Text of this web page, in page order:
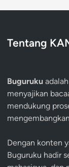
Tentang
Buguruku
menyajikan
mendukung
Dengan konten
Buguruku hadir